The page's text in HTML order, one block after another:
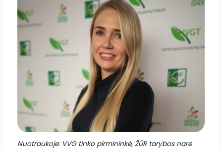
Nuotraukoje: VVG tinko pirmininkė, ŽŪR tarybos narė